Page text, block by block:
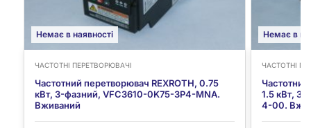
Немає в наявності
ЧАСТОТНІ ПЕРЕТВОРЮВАЧІ
Частотний перетворювач REXROTH, 0.75
кВт, 3-фазний, VFC3610-0K75-3P4-MNA.
Вживаний
Немає в
ЧАСТОТНІ
Частотний
1.5 кВт, 3-
4-00.